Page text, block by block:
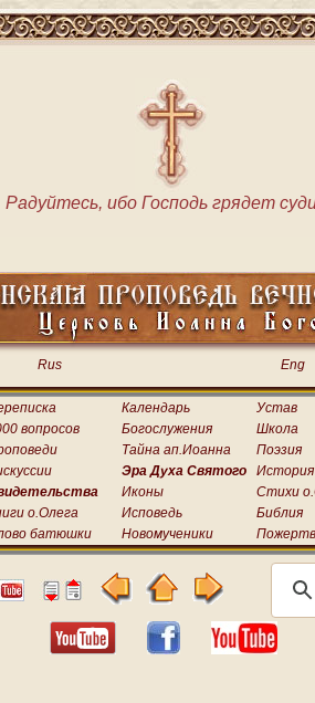
Радуйтесь, ибо Господь грядет
Rus Eng
Календарь Устав
вопросов Богослужения Школа
Тайна ап.Иоанна Поэзия
Эра Духа Святого История
Иконы Стихи
о.Олега Исповедь Библия
батюшки Новомученики